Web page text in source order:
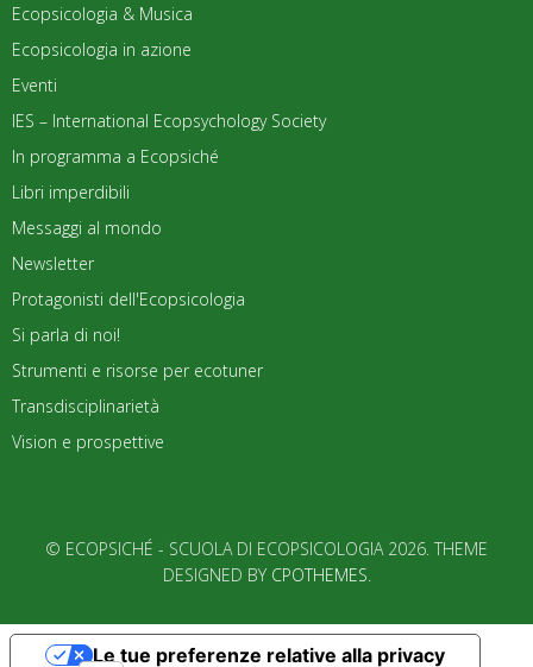
Ecopsicologia & Musica
Ecopsicologia in azione
Eventi
IES – International Ecopsychology Society
In programma a Ecopsiché
Libri imperdibili
Messaggi al mondo
Newsletter
Protagonisti dell'Ecopsicologia
Si parla di noi!
Strumenti e risorse per ecotuner
Transdisciplinarietà
Vision e prospettive
© ECOPSICHÉ - SCUOLA DI ECOPSICOLOGIA 2026. THEME
DESIGNED BY CPOTHEMES.
Le tue preferenze relative alla privacy